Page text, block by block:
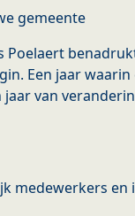
gemeente
Poelaert
Een jaar
van
medewerkers